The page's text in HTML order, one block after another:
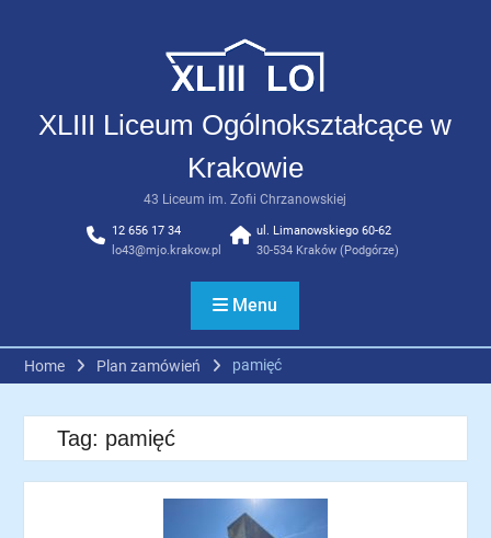
XLIII Liceum Ogólnokształcące w
Krakowie
43 Liceum im. Zofii Chrzanowskiej
12 656 17 34
lo43@mjo.krakow.pl
ul. Limanowskiego 60-62
30-534 Kraków (Podgórze)
Menu
Home Plan zamówień pamięć
Tag: pamięć